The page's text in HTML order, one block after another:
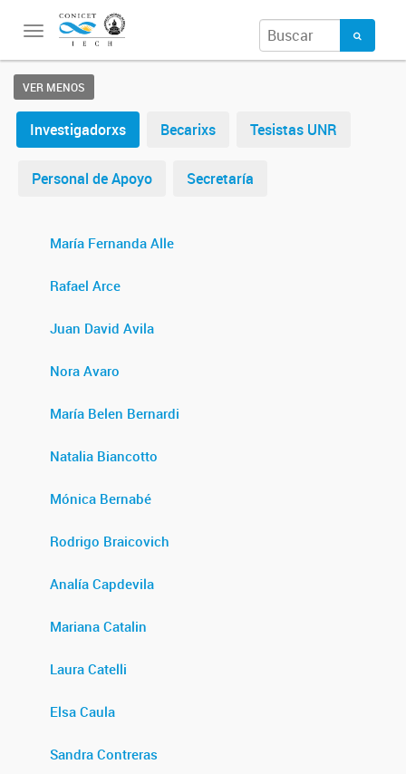
Toggle
VER MENOS
Investigadorxs Becarixs Tesistas UNR
Personal de Apoyo Secretaría
María Fernanda Alle
Rafael Arce
Juan David Avila
Nora Avaro
María Belen Bernardi
Natalia Biancotto
Mónica Bernabé
Rodrigo Braicovich
Analía Capdevila
Mariana Catalin
Laura Catelli
Elsa Caula
Sandra Contreras